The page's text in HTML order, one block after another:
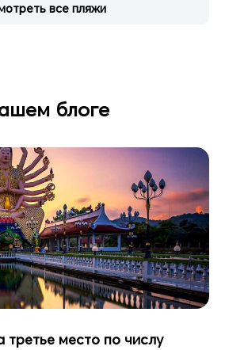
все пляжи
блоге
место по числу